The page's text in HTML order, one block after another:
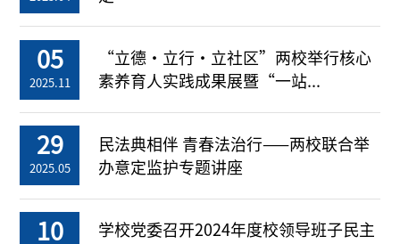
05
2025.11
“立德・立行・立社区”两校举行核心
素养育人实践成果展暨“一站...
29
2025.05
民法典相伴 青春法治行——两校联合举
办意定监护专题讲座
10
学校党委召开2024年度校领导班子民主